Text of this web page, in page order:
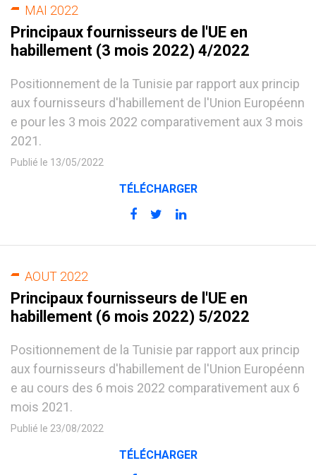
MAI 2022
Principaux fournisseurs de l'UE en
habillement (3 mois 2022) 4/2022
Positionnement de la Tunisie par rapport aux princip
aux fournisseurs d'habillement de l'Union Européenn
e pour les 3 mois 2022 comparativement aux 3 mois
2021.
Publié le 13/05/2022
TÉLÉCHARGER
AOUT 2022
Principaux fournisseurs de l'UE en
habillement (6 mois 2022) 5/2022
Positionnement de la Tunisie par rapport aux princip
aux fournisseurs d'habillement de l'Union Européenn
e au cours des 6 mois 2022 comparativement aux 6
mois 2021.
Publié le 23/08/2022
TÉLÉCHARGER